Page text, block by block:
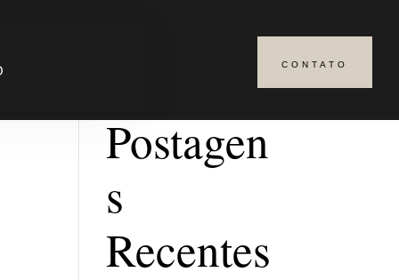
CONTATO
Postagen
s
Recentes